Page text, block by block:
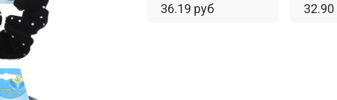
36.19 руб 32.90